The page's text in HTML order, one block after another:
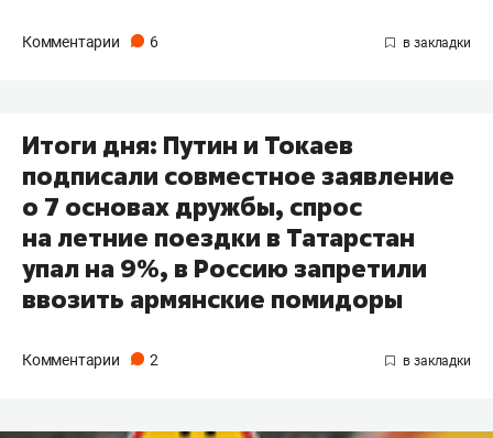
Комментарии 6
Итоги дня: Путин и Токаев
подписали совместное заявление
о 7 основах дружбы, спрос
на летние поездки в Татарстан
упал на 9%, в Россию запретили
ввозить армянские помидоры
Комментарии 2